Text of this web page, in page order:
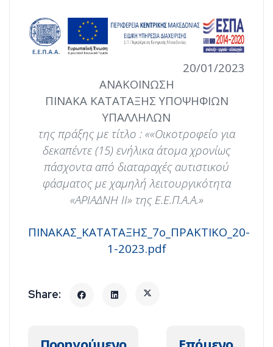
20/01/2023
ΑΝΑΚΟΙΝΩΣΗ
ΠΙΝΑΚΑ ΚΑΤΑΤΑΞΗΣ ΥΠΟΨΗΦΙΩΝ
ΥΠΑΛΛΗΛΩΝ
της πράξης με τίτλο : ««Οικοτροφείο για
δεκαπέντε (15) ενήλικα άτομα χρονίως
πάσχοντα από διαταραχές αυτιστικού
φάσματος με χαμηλή λειτουργικότητα
«ΑΡΙΑΔΝΗ ΙΙ» της Ε.Ε.Π.Α.Α.»
ΠΙΝΑΚΑΣ_ΚΑΤΑΤΑΞΗΣ_7ο_ΠΡΑΚΤΙΚΟ_20-
1-2023.pdf
Προηγούμενο άρθρο: ΔΕΛΤΙΟ
Επόμενο